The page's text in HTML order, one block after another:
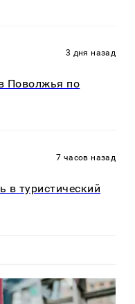
3 дня назад
Поволжья по
7 часов назад
в туристический